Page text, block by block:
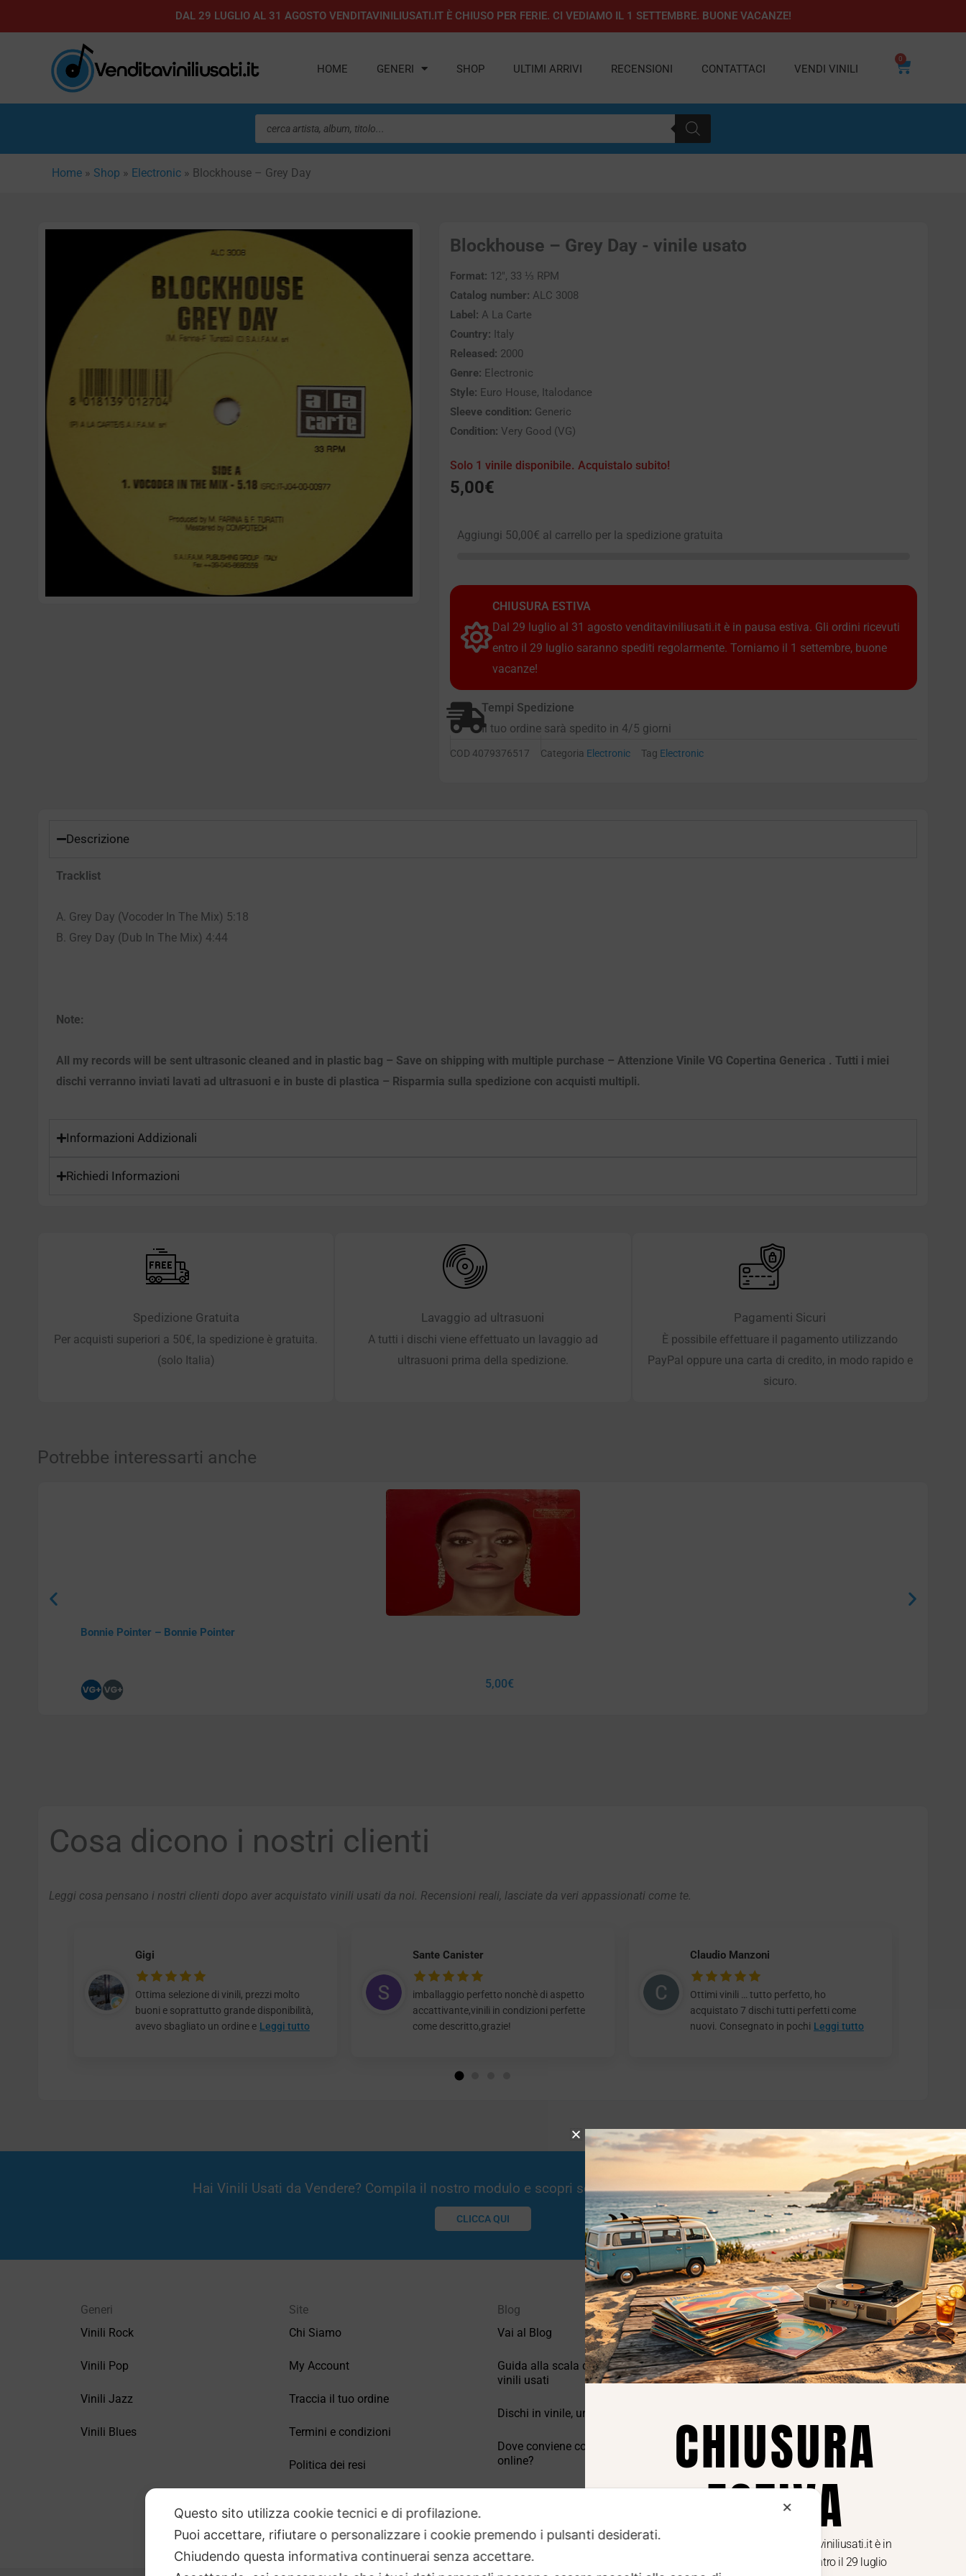
al
DAL 29 LUGLIO AL 31 AGOSTO VENDITAVINILIUSATI.IT È CHIUSO PER FERIE. CI VEDIAMO IL 1 SETTEMBRE. BUONE VACANZE!
HOME GENERI SHOP ULTIMI ARRIVI RECENSIONI CONTATTACI VENDI VINILI
0
Carrello
Ricerca
prodotti
Home » Shop » Electronic » Blockhouse – Grey Day
Blockhouse – Grey Day - vinile usato
Format: 12″, 33 ⅓ RPM
Catalog number: ALC 3008
Label: A La Carte
Country: Italy
Released: 2000
Genre: Electronic
Style: Euro House, Italodance
Sleeve condition: Generic
Condition: Very Good (VG)
Solo 1 vinile disponibile. Acquistalo subito!
5,00€
Aggiungi 50,00€ al carrello per la spedizione gratuita
CHIUSURA ESTIVA
Dal 29 luglio al 31 agosto venditaviniliusati.it è in pausa estiva. Gli ordini ricevuti
entro il 29 luglio saranno spediti regolarmente. Torniamo il 1 settembre, buone
vacanze!
Tempi Spedizione
Il tuo ordine sarà spedito in 4/5 giorni
COD 4079376517 Categoria Electronic Tag Electronic
Descrizione
Tracklist
A. Grey Day (Vocoder In The Mix) 5:18
B. Grey Day (Dub In The Mix) 4:44
Note:
All my records will be sent ultrasonic cleaned and in plastic bag – Save on shipping with multiple purchase – Attenzione Vinile VG Copertina Generica . Tutti i miei
dischi verranno inviati lavati ad ultrasuoni e in buste di plastica – Risparmia sulla spedizione con acquisti multipli.
Informazioni Addizionali
Richiedi Informazioni
Spedizione Gratuita
Per acquisti superiori a 50€, la spedizione è gratuita.
(solo Italia)
Lavaggio ad ultrasuoni
A tutti i dischi viene effettuato un lavaggio ad
ultrasuoni prima della spedizione.
Pagamenti Sicuri
È possibile effettuare il pagamento utilizzando
PayPal oppure una carta di credito, in modo rapido e
sicuro.
Potrebbe interessarti anche
Bonnie Pointer – Bonnie Pointer
5,00€
Cosa dicono i nostri clienti
Leggi cosa pensano i nostri clienti dopo aver acquistato vinili usati da noi. Recensioni reali, lasciate da veri appassionati come te.
Gigi
Ottima selezione di vinili, prezzi molto
buoni e soprattutto grande disponibilità,
avevo sbagliato un ordine e Leggi tutto
Sante Canister
imballaggio perfetto nonchè di aspetto
accattivante,vinili in condizioni perfette
come descritto,grazie!
Claudio Manzoni
Ottimi vinili … tutto perfetto, ho
acquistato 7 dischi tutti perfetti come
nuovi. Consegnato in pochi Leggi tutto
Hai Vinili Usati da Vendere? Compila il nostro modulo e scopri se potremmo essere interessati!
CLICCA QUI
Generi
Vinili Rock
Vinili Pop
Vinili Jazz
Vinili Blues
Site
Chi Siamo
My Account
Traccia il tuo ordine
Termini e condizioni
Politica dei resi
Blog
Vai al Blog
Guida alla scala di valutazione dei
vinili usati
Dischi in vinile, un po’ di storia.
Dove conviene comprare vinili
online?
Privacy
Privacy Policy
Cookie Policy (UE)
✕
Questo sito utilizza cookie tecnici e di profilazione.
Puoi accettare, rifiutare o personalizzare i cookie premendo i pulsanti desiderati.
Chiudendo questa informativa continuerai senza accettare.
CHIUSURA
ESTIVA
Dal 29 luglio al 31 agosto venditaviniliusati.it è in
pausa estiva. Gli ordini ricevuti entro il 29 luglio